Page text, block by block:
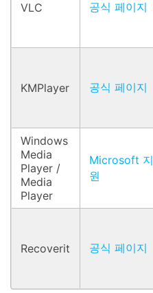
VLC 공식 페이지
KMPlayer 공식 페이지
Windows
Media
Player /
Media
Player
Microsoft 지
원
Recoverit 공식 페이지